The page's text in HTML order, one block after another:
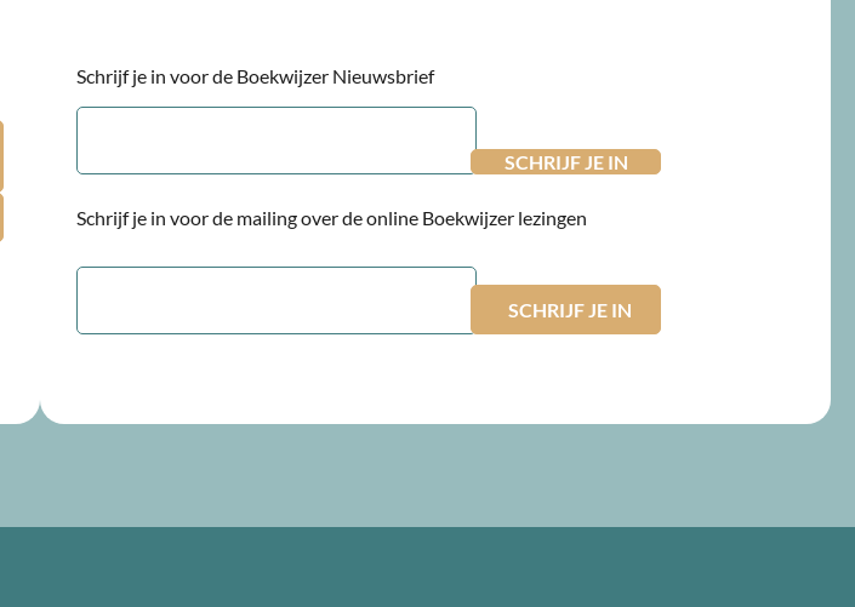
Schrijf je in voor de Boekwijzer Nieuwsbrief
E-
Schrijf je in voor de mailing over de online Boekwijzer lezingen
E-